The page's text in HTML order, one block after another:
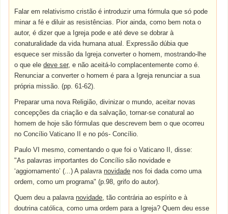
Falar em relativismo cristão é introduzir uma fórmula que só pode
minar a fé e diluir as resistências. Pior ainda, como bem nota o
autor, é dizer que a Igreja pode e até deve se dobrar à
conaturalidade da vida humana atual. Expressão dúbia que
esquece ser missão da Igreja converter o homem, mostrando-lhe
o que eledeve ser, e não aceitá-lo complacentemente como é.
Renunciar a converter o homem é para a Igreja renunciar a sua
própria missão. (pp. 61-62).
Preparar uma nova Religião, divinizar o mundo, aceitar novas
concepções da criação e da salvação, tornar-se conatural ao
homem de hoje são fórmulas que descrevem bem o que ocorreu
no Concílio Vaticano II e no pós- Concílio.
Paulo VI mesmo, comentando o que foi o Vaticano II, disse:
"As palavras importantes do Concílio são novidade e
‘aggiornamento’ (...) A palavranovidade nos foi dada como uma
ordem, como um programa" (p.98, grifo do autor).
Quem deu a palavranovidade, tão contrária ao espírito e à
doutrina católica, como uma ordem para a Igreja? Quem deu esse